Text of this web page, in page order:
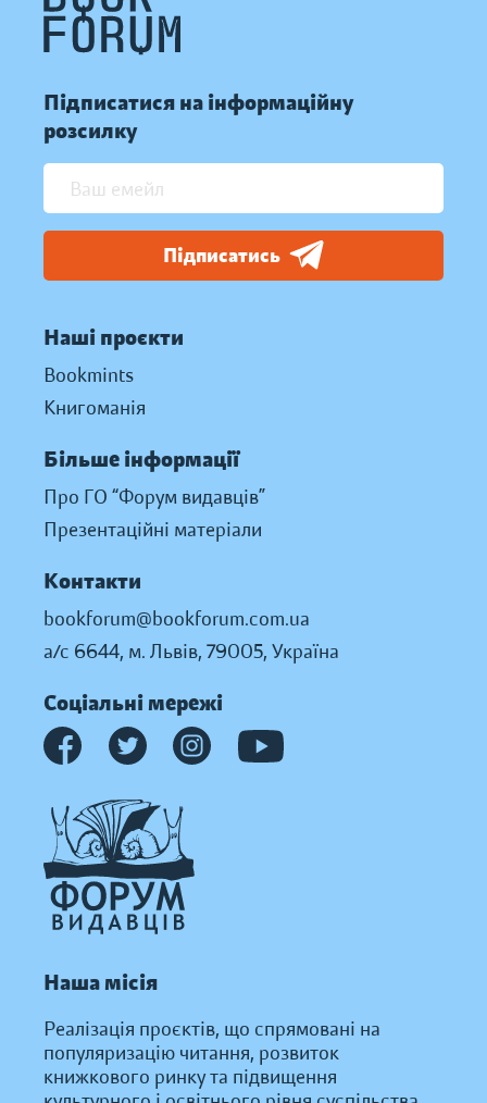
Підписатися на інформаційну
розсилку
Підписатись
Наші проєкти
Bookmints
Книгоманія
Більше інформації
Про ГО “Форум видавців”
Презентаційні матеріали
Контакти
bookforum@bookforum.com.ua
а/с 6644, м. Львів, 79005, Україна
Соціальні мережі
Наша місія
Реалізація проєктів, що спрямовані на
популяризацію читання, розвиток
книжкового ринку та підвищення